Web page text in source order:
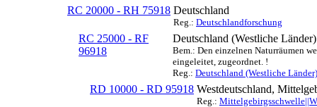
RC 20000 - RH 75918 Deutschland
Reg.: Deutschlandforschung
RC 25000 - RF
96918
Deutschland (Westliche Länder)
Bem.: Den einzelnen Naturräumen
eingeleitet, zugeordnet. !
Reg.: Deutschland (Westliche Länder)
RD 10000 - RD 95918 Westdeutschland,
Reg.: